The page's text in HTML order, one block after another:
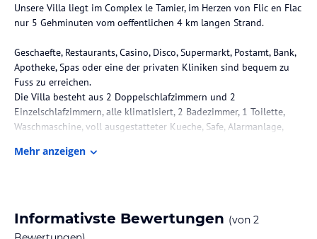
Unsere Villa liegt im Complex le Tamier, im Herzen von Flic en Flac
nur 5 Gehminuten vom oeffentlichen 4 km langen Strand.
Geschaefte, Restaurants, Casino, Disco, Supermarkt, Postamt, Bank,
Apotheke, Spas oder eine der privaten Kliniken sind bequem zu
Fuss zu erreichen.
Die Villa besteht aus 2 Doppelschlafzimmern und 2
Einzelschlafzimmern, alle klimatisiert, 2 Badezimmer, 1 Toilette,
Waschmaschine, voll ausgestatteter Kueche, Safe, Alarmanlage,
Terasse mit kleinem Gartenanteil und 4 Balkonen.
Das Haus verfuegt ueber 4 Schlafzimmer, 2 grosse und 2 kleinere
Zimmer, alle kllimatisiert. Die 3 Zimmer im 1. Stock teilen sich ein
Mehr anzeigen
Informativste Bewertungen (von 2